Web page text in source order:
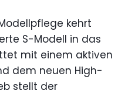
kehrt
S-Modell in das
mit einem aktiven
dem neuen High-
stellt der